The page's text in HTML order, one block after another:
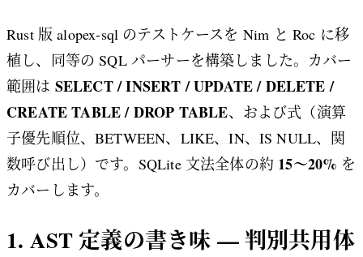
Rust 版 alopex-sql のテストケースを Nim と Roc に移
植し、同等の SQL パーサーを構築しました。カバー
範囲は SELECT / INSERT / UPDATE / DELETE /
CREATE TABLE / DROP TABLE、および式（演算
子優先順位、BETWEEN、LIKE、IN、IS NULL、関
数呼び出し）です。SQLite 文法全体の約 15〜20% を
カバーします。
1. AST 定義の書き味 — 判別共用体